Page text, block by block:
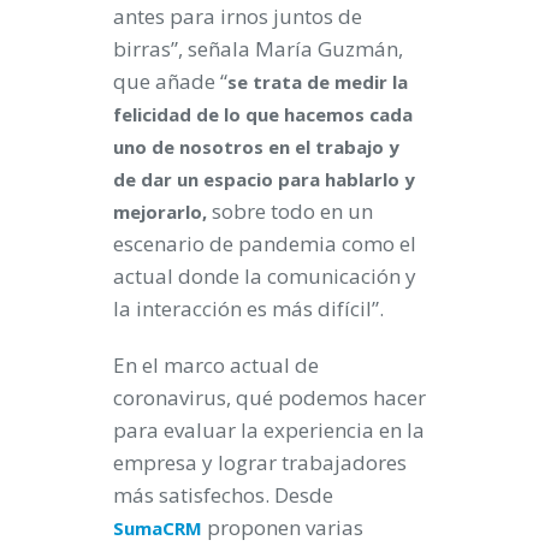
antes para irnos juntos de
birras”, señala María Guzmán,
que añade “se trata de medir la
felicidad de lo que hacemos cada
uno de nosotros en el trabajo y
de dar un espacio para hablarlo y
mejorarlo, sobre todo en un
escenario de pandemia como el
actual donde la comunicación y
la interacción es más difícil”.
En el marco actual de
coronavirus, qué podemos hacer
para evaluar la experiencia en la
empresa y lograr trabajadores
más satisfechos. Desde
SumaCRM proponen varias